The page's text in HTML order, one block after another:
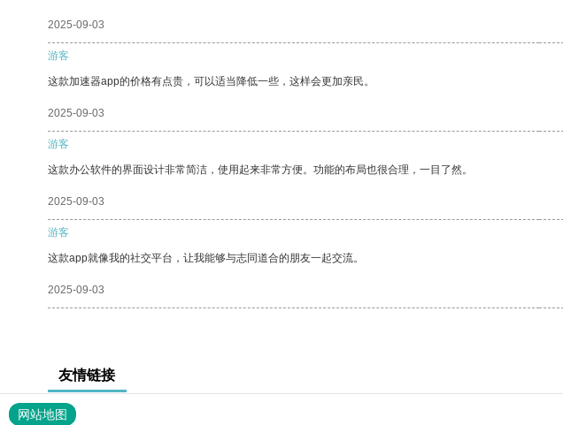
2025-09-03
游客
这款加速器app的价格有点贵，可以适当降低一些，这样会更加亲民。
2025-09-03
游客
这款办公软件的界面设计非常简洁，使用起来非常方便。功能的布局也很合理，一目了然。
2025-09-03
游客
这款app就像我的社交平台，让我能够与志同道合的朋友一起交流。
2025-09-03
友情链接
网站地图